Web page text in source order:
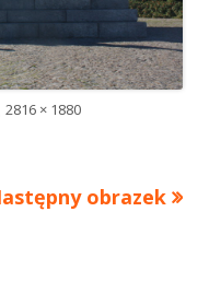
Pełny
2816 × 1880
obrazek